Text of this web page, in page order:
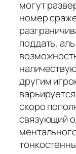
могут
номер
поддать,
другим
скоро
связующий